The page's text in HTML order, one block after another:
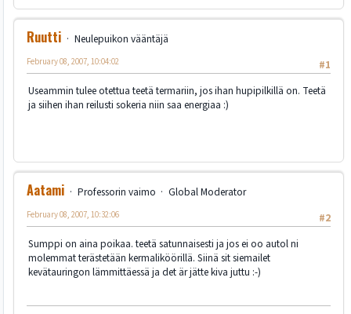
Ruutti
Neulepuikon vääntäjä
#1
February 08, 2007, 10:04:02
Useammin tulee otettua teetä termariin, jos ihan hupipilkillä on. Teetä
ja siihen ihan reilusti sokeria niin saa energiaa :)
Aatami Professorin vaimo
Global Moderator
#2
February 08, 2007, 10:32:06
Sumppi on aina poikaa. teetä satunnaisesti ja jos ei oo autol ni
molemmat terästetään kermaliköörillä. Siinä sit siemailet
kevätauringon lämmittäessä ja det är jätte kiva juttu :-)